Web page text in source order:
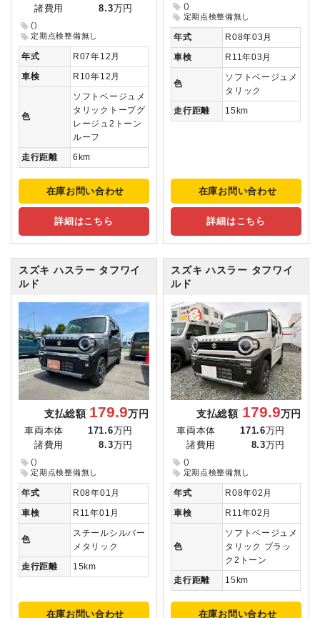
諸費用
8.3万円
()
定期点検整備無し
年式
R07年12月
車検
R10年12月
色
ソフトベージュメ
タリックトープグ
レージュ2トーン
ルーフ
走行距離
6km
在庫お問い合わせ
詳細はこちら
()
定期点検整備無し
年式
R08年03月
車検
R11年03月
色
ソフトベージュメ
タリック
走行距離
15km
在庫お問い合わせ
詳細はこちら
スズキ ハスラー タフワイ
ルド
支払総額 179.9万円
車両本体 171.6万円
諸費用
8.3万円
()
定期点検整備無し
年式
R08年01月
車検
R11年01月
色
スチールシルバー
メタリック
走行距離
15km
在庫お問い合わせ
スズキ ハスラー タフワイ
ルド
支払総額 179.9万円
車両本体 171.6万円
諸費用
8.3万円
()
定期点検整備無し
年式
R08年02月
車検
R11年02月
色
ソフトベージュメ
タリック ブラッ
ク2トーン
走行距離
15km
在庫お問い合わせ